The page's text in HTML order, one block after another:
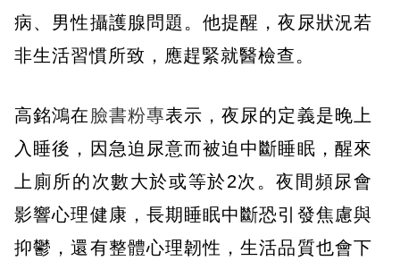
病、男性攝護腺問題。他提醒，夜尿狀況若
非生活習慣所致，應趕緊就醫檢查。
高銘鴻在 臉書粉專表示，夜尿的定義是晚上
入睡後，因急迫尿意而被迫中斷睡眠，醒來
上廁所的次數大於或等於2次。夜間頻尿會
影響心理健康，長期睡眠中斷恐引發焦慮與
抑鬱，還有整體心理韌性，生活品質也會下